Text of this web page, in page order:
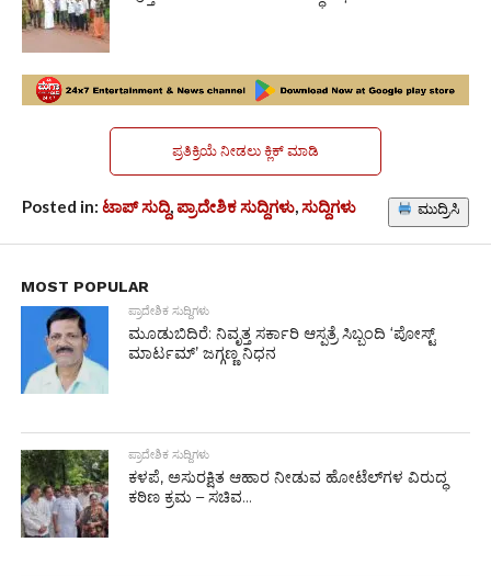
ಪ್ರತಿಕ್ರಿಯೆ ನೀಡಲು ಕ್ಲಿಕ್ ಮಾಡಿ
Posted in: ಟಾಪ್ ಸುದ್ದಿ,ಪ್ರಾದೇಶಿಕ ಸುದ್ದಿಗಳು,ಸುದ್ದಿಗಳು ಮುದ್ರಿಸಿ
MOST POPULAR
ಪ್ರಾದೇಶಿಕ ಸುದ್ದಿಗಳು
ಮೂಡುಬಿದಿರೆ: ನಿವೃತ್ತ ಸರ್ಕಾರಿ ಆಸ್ಪತ್ರೆ ಸಿಬ್ಬಂದಿ ‘ಪೋಸ್ಟ್
ಮಾರ್ಟಮ್’ ಜಗ್ಗಣ್ಣ ನಿಧನ
ಪ್ರಾದೇಶಿಕ ಸುದ್ದಿಗಳು
ಕಳಪೆ, ಅಸುರಕ್ಷಿತ ಆಹಾರ ನೀಡುವ ಹೋಟೆಲ್‌ಗಳ ವಿರುದ್ಧ
ಕಠಿಣ ಕ್ರಮ – ಸಚಿವ...